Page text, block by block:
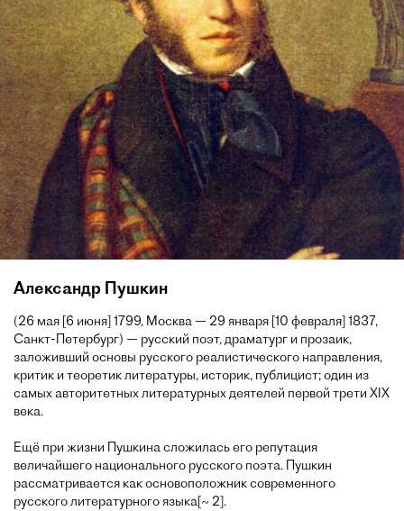
Александр Пушкин
(26 мая [6 июня] 1799, Москва — 29 января [10 февраля] 1837,
Санкт-Петербург) — русский поэт, драматург и прозаик,
заложивший основы русского реалистического направления,
критик и теоретик литературы, историк, публицист; один из
самых авторитетных литературных деятелей первой трети XIX
века.
Ещё при жизни Пушкина сложилась его репутация
величайшего национального русского поэта. Пушкин
рассматривается как основоположник современного
русского литературного языка[~ 2].